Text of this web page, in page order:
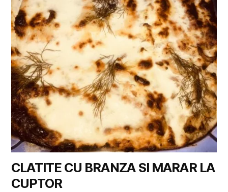
CLATITE CU BRANZA SI MARAR LA
CUPTOR